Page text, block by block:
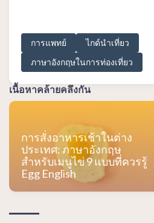
การแพทย์
ไกด์นำเที่ยว
ภาษาอังกฤษในการท่องเที่ยว
เนื้อหาคล้ายคลึงกัน
การสั่งอาหารเช้าในต่าง
ประเทศ: ภาษาอังกฤษ
สำหรับเมนูไข่ 9 แบบที่ควรรู้
Egg English